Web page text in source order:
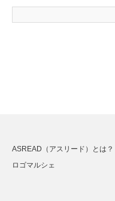
ASREAD（アスリード）とは？
ロゴマルシェ